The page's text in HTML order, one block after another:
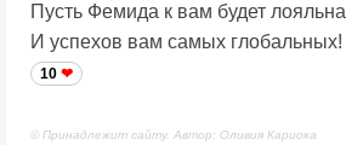
Пусть Фемида к вам будет лояльна
И успехов вам самых глобальных!
10
© Принадлежит сайту. Автор: Оливия Кариока